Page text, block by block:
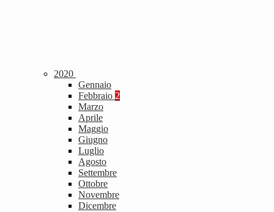
2020
Gennaio
Febbraio 2
Marzo
Aprile
Maggio
Giugno
Luglio
Agosto
Settembre
Ottobre
Novembre
Dicembre